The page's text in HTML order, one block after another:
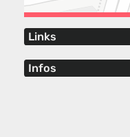
Links
Infos